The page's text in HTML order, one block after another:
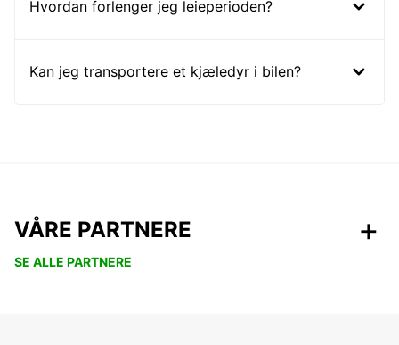
Hvordan forlenger jeg leieperioden?
Kan jeg transportere et kjæledyr i bilen?
VÅRE PARTNERE
SE ALLE PARTNERE